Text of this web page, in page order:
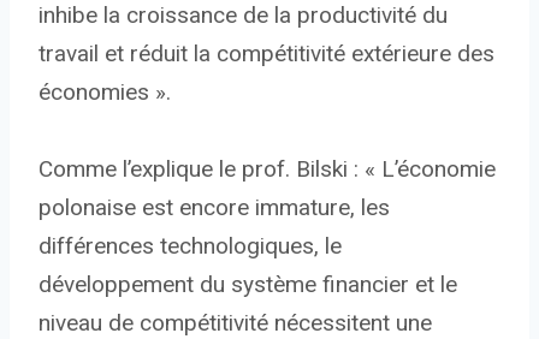
inhibe la croissance de la productivité du
travail et réduit la compétitivité extérieure des
économies ».
Comme l’explique le prof. Bilski : « L’économie
polonaise est encore immature, les
différences technologiques, le
développement du système financier et le
niveau de compétitivité nécessitent une